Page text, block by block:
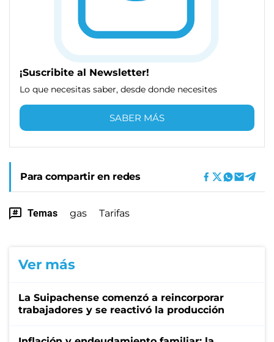
¡Suscribite al Newsletter!
Lo que necesitas saber, desde donde necesites
SABER MÁS
Para compartir en redes
Temas gas Tarifas
Ver más
La Suipachense comenzó a reincorporar
trabajadores y se reactivó la producción